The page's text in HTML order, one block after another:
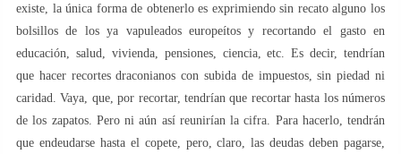
existe, la única forma de obtenerlo es exprimiendo sin recato alguno los
bolsillos de los ya vapuleados europeítos y recortando el gasto en
educación, salud, vivienda, pensiones, ciencia, etc. Es decir, tendrían
que hacer recortes draconianos con subida de impuestos, sin piedad ni
caridad. Vaya, que, por recortar, tendrían que recortar hasta los números
de los zapatos. Pero ni aún así reunirían la cifra. Para hacerlo, tendrán
que endeudarse hasta el copete, pero, claro, las deudas deben pagarse,